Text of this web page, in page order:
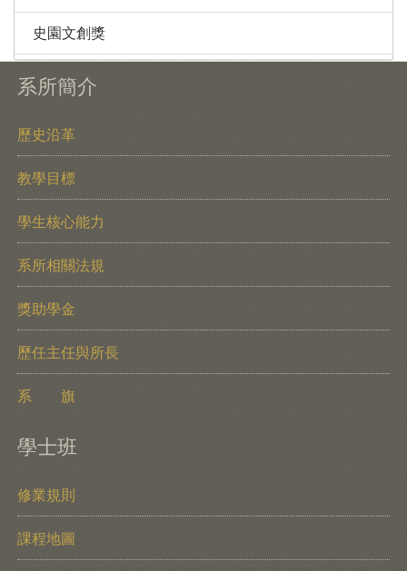
史園文創獎
系所簡介
歷史沿革
教學目標
學生核心能力
系所相關法規
獎助學金
歷任主任與所長
系 旗
學士班
修業規則
課程地圖